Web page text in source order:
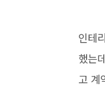
인테
했는
고 계